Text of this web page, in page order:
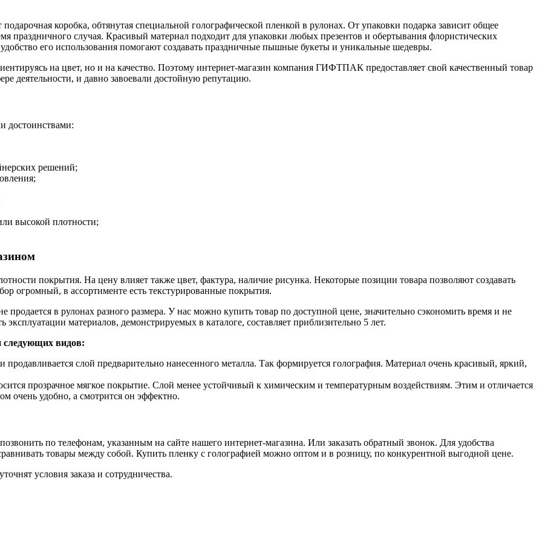
коробка, обтянутая специальной голографической пленкой в рулонах. От упаковки подарка зависит общее
праздничного случая. Красивый материал подходит для упаковки любых презентов и обертывания флористических
его использования помогают создавать праздничные пышные букеты и уникальные шедевры.
на цвет, но и на качество. Поэтому интернет-магазин компания ГИФТПАК предоставляет свой качественный товар
деятельности, и давно завоевали достойную репутацию.
достоинствами:
решений;
высокой плотности;
покрытия. На цену влияет также цвет, фактура, наличие рисунка. Некоторые позиции товара позволяют создавать
огромный, в ассортименте есть текстурированные покрытия.
в рулонах разного размера. У нас можно купить товар по доступной цене, значительно сэкономить время и не
материалов, демонстрируемых в каталоге, составляет приблизительно 5 лет.
следующих видов:
слой предварительно нанесенного металла. Так формируется голография. Материал очень красивый, яркий,
прозрачное мягкое покрытие. Слой менее устойчивый к химическим и температурным воздействиям. Этим и отличается
очень удобно, а смотрится он эффектно.
по телефонам, указанным на сайте нашего интернет-магазина. Или заказать обратный звонок. Для удобства
товары между собой. Купить пленку с голографией можно оптом и в розницу, по конкурентной выгодной цене.
условия заказа и сотрудничества.